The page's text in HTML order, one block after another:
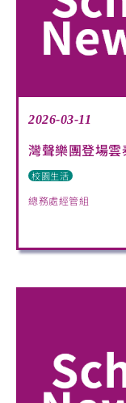
2026-03-11
灣聲樂團登場
校園生活
總務處經管組